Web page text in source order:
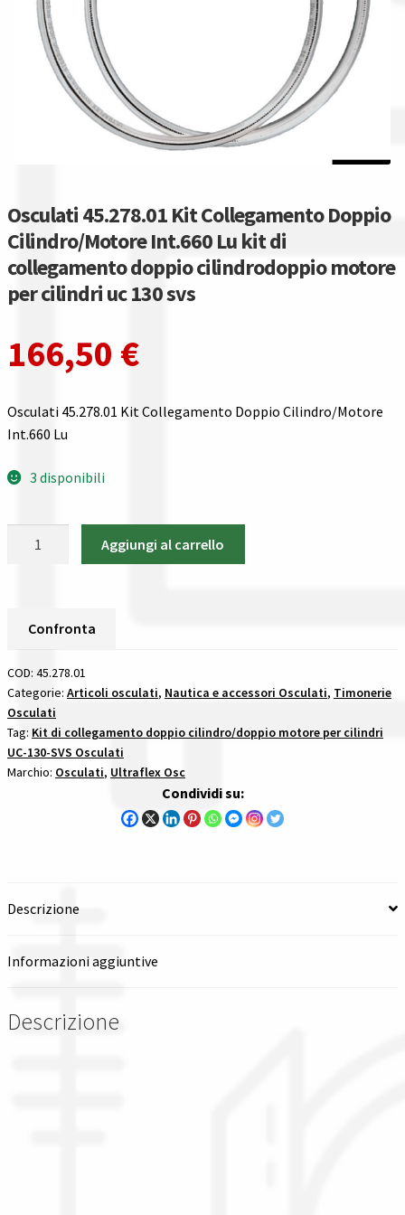
Bonus fiscali 2025
Diritto di recesso
Garanzia del produttore
Guida all’utilizzo del sito
Pagamenti
Confronta
Confronta
Wishlist
Checkout
Osculati 45.278.01 Kit Collegamento Doppio
Cilindro/Motore Int.660 Lu kit di
collegamento doppio cilindrodoppio motore
per cilindri uc 130 svs
166,50 €
Osculati 45.278.01 Kit Collegamento Doppio Cilindro/Motore
Int.660 Lu
3 disponibili
Doppio
Int.660
Lu
kit
di
collegamento
doppio
130
quantità
Aggiungi al carrello
Confronta
COD: 45.278.01
Categorie: Articoli osculati, Nautica e accessori Osculati, Timonerie
Osculati
Tag: Kit di collegamento doppio cilindro/doppio motore per cilindri
UC-130-SVS Osculati
Marchio: Osculati, Ultraflex Osc
Condividi su:
Descrizione
Informazioni aggiuntive
Descrizione